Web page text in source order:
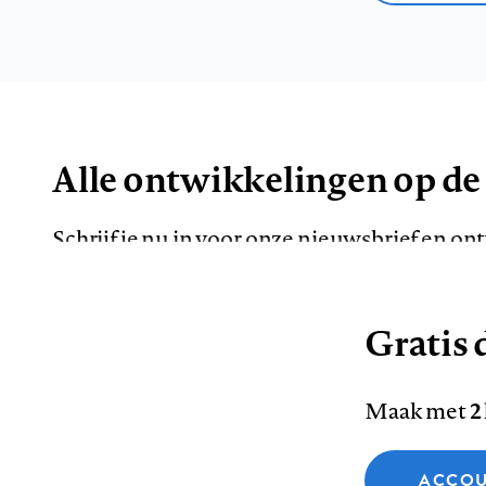
Alle ontwikkelingen op de
Schrijf je nu in voor onze nieuwsbrief en
Functionele cookies
Gratis
Maak met